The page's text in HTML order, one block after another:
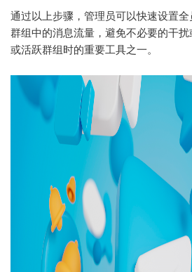
通过以上步骤，管理员可以快速设置全
群组中的消息流量，避免不必要的干
或活跃群组时的重要工具之一。